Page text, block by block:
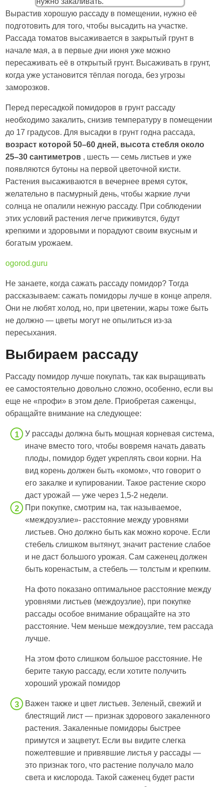
Вырастив хорошую рассаду в помещении, нужно её
подготовить для того, чтобы высадить на участке.
Рассада томатов высаживается в закрытый грунт в
начале мая, а в первые дни июня уже можно
пересаживать её в открытый грунт. Высаживать в грунт,
когда уже установится тёплая погода, без угрозы
заморозков.
Перед пересадкой помидоров в грунт рассаду
необходимо закалить, снизив температуру в помещении
до 17 градусов. Для высадки в грунт годна рассада,
возраст которой 50–60 дней, высота стебля около
25–30 сантиметров , шесть — семь листьев и уже
появляются бутоны на первой цветочной кисти.
Растения высаживаются в вечернее время суток,
желательно в пасмурный день, чтобы жаркие лучи
солнца не опалили нежную рассаду. При соблюдении
этих условий растения легче приживутся, будут
крепкими и здоровыми и порадуют своим вкусным и
богатым урожаем.
ogorod.guru
Не занаете, когда сажать рассаду помидор? Тогда
рассказываем: сажать помидоры лучше в конце апреля.
Они не любят холод, но, при цветении, жары тоже быть
не должно — цветы могут не опылиться из-за
пересыхания.
Выбираем рассаду
Рассаду помидор лучше покупать, так как выращивать
ее самостоятельно довольно сложно, особенно, если вы
еще не «профи» в этом деле. Приобретая саженцы,
обращайте внимание на следующее:
У рассады должна быть мощная корневая система,
иначе вместо того, чтобы вовремя начать давать
плоды, помидор будет укреплять свои корни. На
вид корень должен быть «комом», что говорит о
его закалке и купировании. Такое растение скоро
даст урожай — уже через 1,5-2 недели.
При покупке, смотрим на, так называемое,
«междоузлие»- расстояние между уровнями
листьев. Оно должно быть как можно короче. Если
стебель слишком вытянут, значит растение слабое
и не даст большого урожая. Сам саженец должен
быть коренастым, а стебель — толстым и крепким.
На фото показано оптимальное расстояние между
уровнями листьев (междоузлие), при покупке
рассады особое внимание обращайте на это
расстояние. Чем меньше междоузлие, тем рассада
лучше.
На этом фото слишком большое расстояние. Не
берите такую рассаду, если хотите получить
хороший урожай помидор
Важен также и цвет листьев. Зеленый, свежий и
блестящий лист — признак здорового закаленного
растения. Закаленные помидоры быстрее
примутся и зацветут. Если вы видите слегка
пожелтевшие и привявшие листья у рассады —
это признак того, что растение получало мало
света и кислорода. Такой саженец будет расти